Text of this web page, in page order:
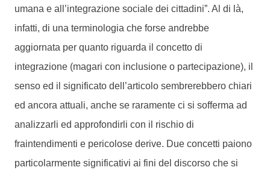
umana e all’integrazione sociale dei cittadini”. Al di là,
infatti, di una terminologia che forse andrebbe
aggiornata per quanto riguarda il concetto di
integrazione (magari con inclusione o partecipazione), il
senso ed il significato dell’articolo sembrerebbero chiari
ed ancora attuali, anche se raramente ci si sofferma ad
analizzarli ed approfondirli con il rischio di
fraintendimenti e pericolose derive. Due concetti paiono
particolarmente significativi ai fini del discorso che si